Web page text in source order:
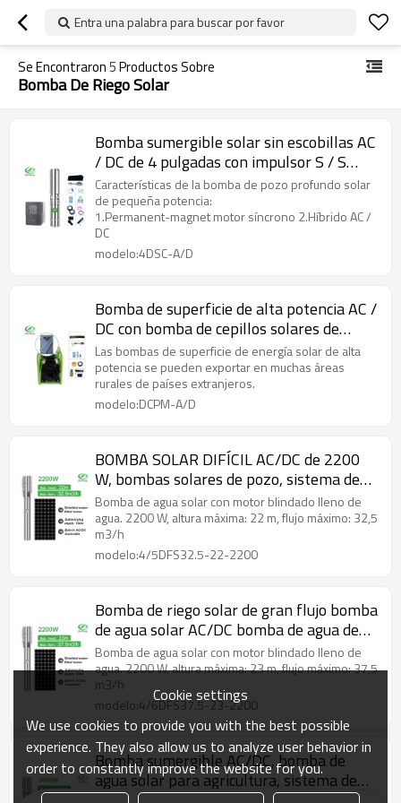
Entra una palabra para buscar por favor
Se Encontraron5Productos Sobre
Bomba De Riego Solar
Bomba sumergible solar sin escobillas AC
/ DC de 4 pulgadas con impulsor S / S
bomba de energía solar para la venta
Características de la bomba de pozo profundo solar
de pequeña potencia:
1.Permanent-magnet motor síncrono 2.Híbrido AC /
DC
modelo:4DSC-A/D
Bomba de superficie de alta potencia AC /
DC con bomba de cepillos solares de
energía solar para riego
Las bombas de superficie de energía solar de alta
potencia se pueden exportar en muchas áreas
rurales de países extranjeros.
modelo:DCPM-A/D
BOMBA SOLAR DIFÍCIL AC/DC de 2200
W, bombas solares de pozo, sistema de
bombeo de agua solar, bomba de agua
solar para agricultura
Bomba de agua solar con motor blindado lleno de
agua. 2200 W, altura máxima: 22 m, flujo máximo: 32,5
m3/h
modelo:4/5DFS32.5-22-2200
Bomba de riego solar de gran flujo bomba
de agua solar AC/DC bomba de agua de
3hp para agricultura precio de bomba de
agua solar
Bomba de agua solar con motor blindado lleno de
agua. 2200 W, altura máxima: 23 m, flujo máximo: 37,5
m3/h
modelo:4/6DFS37.5-23-2200
Bomba sumergible AC/DC, bomba de
agua solar para agricultura, sistema de
Cookie settings
We use cookies to provide you with the best possible
experience. They also allow us to analyze user behavior in
order to constantly improve the website for you.